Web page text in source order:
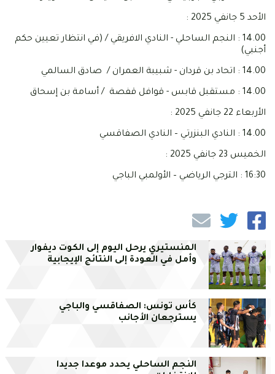
الأحد 5 جانفي 2025 :
14.00 : النجم الساحلي - النادي الافريقي / (في انتظار تعيين حكم
أجنبي)
14.00 : اتحاد بن قردان - شبيبة العمران / صادق السالمي
14.00 : مستقبل قابس - قوافل قفصة / أسامة بن إسحاق
الأربعاء 22 جانفي 2025 :
14.00 : النادي البنزرتي – النادي الصفاقسي
الخميس 23 جانفي 2025 :
16:30 : الترجي الرياضي – الأولمبي الباجي
المنستيري يرحل اليوم إلى الكوت ديفوار
وأمل في العودة إلى النتائج الإيجابية
كأس تونس: الصفاقسي والباجي
يسترجعان الأجانب
النجم الساحلي يحدد موعدا جديدا